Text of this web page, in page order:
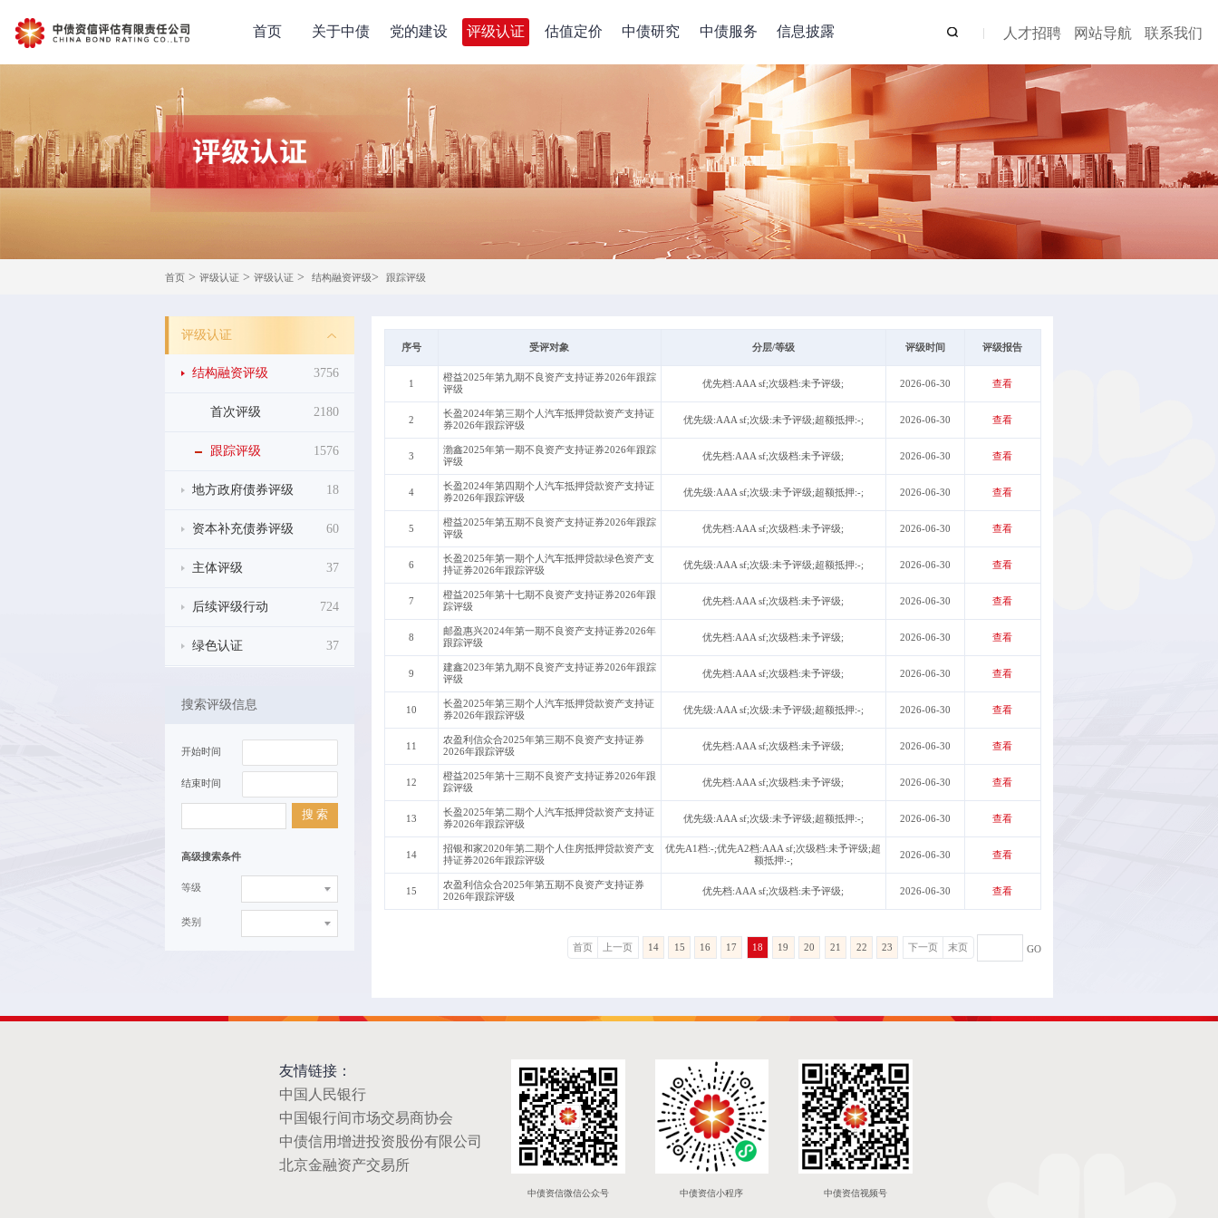
首页 关于中债 党的建设 评级认证 估值定价 中债研究 中债服务 信息披露 人才招聘 网站导航 联系我们
首页 > 评级认证 > 评级认证 > 结构融资评级> 跟踪评级
评级认证
结构融资评级 3756
首次评级 2180
跟踪评级 1576
地方政府债券评级 18
资本补充债券评级 60
主体评级 37
后续评级行动 724
绿色认证 37
搜索评级信息
开始时间
结束时间
搜 索
高级搜索条件
等级
类别
序号 受评对象 分层/等级 评级时间 评级报告
1
橙益2025年第九期不良资产支持证券2026年跟踪
评级
优先档:AAA sf;次级档:未予评级; 2026-06-30 查看
2
长盈2024年第三期个人汽车抵押贷款资产支持证
券2026年跟踪评级
优先级:AAA sf;次级:未予评级;超额抵押:-; 2026-06-30 查看
3
渤鑫2025年第一期不良资产支持证券2026年跟踪
评级
优先档:AAA sf;次级档:未予评级; 2026-06-30 查看
4
长盈2024年第四期个人汽车抵押贷款资产支持证
券2026年跟踪评级
优先级:AAA sf;次级:未予评级;超额抵押:-; 2026-06-30 查看
5
橙益2025年第五期不良资产支持证券2026年跟踪
评级
优先档:AAA sf;次级档:未予评级; 2026-06-30 查看
6
长盈2025年第一期个人汽车抵押贷款绿色资产支
持证券2026年跟踪评级
优先级:AAA sf;次级:未予评级;超额抵押:-; 2026-06-30 查看
7
橙益2025年第十七期不良资产支持证券2026年跟
踪评级
优先档:AAA sf;次级档:未予评级; 2026-06-30 查看
8
邮盈惠兴2024年第一期不良资产支持证券2026年
跟踪评级
优先档:AAA sf;次级档:未予评级; 2026-06-30 查看
9
建鑫2023年第九期不良资产支持证券2026年跟踪
评级
优先档:AAA sf;次级档:未予评级; 2026-06-30 查看
10
长盈2025年第三期个人汽车抵押贷款资产支持证
券2026年跟踪评级
优先级:AAA sf;次级:未予评级;超额抵押:-; 2026-06-30 查看
11
农盈利信众合2025年第三期不良资产支持证券
2026年跟踪评级
优先档:AAA sf;次级档:未予评级; 2026-06-30 查看
12
橙益2025年第十三期不良资产支持证券2026年跟
踪评级
优先档:AAA sf;次级档:未予评级; 2026-06-30 查看
13
长盈2025年第二期个人汽车抵押贷款资产支持证
券2026年跟踪评级
优先级:AAA sf;次级:未予评级;超额抵押:-; 2026-06-30 查看
14
招银和家2020年第二期个人住房抵押贷款资产支
持证券2026年跟踪评级
优先A1档:-;优先A2档:AAA sf;次级档:未予评级;超
额抵押:-;
2026-06-30 查看
15
农盈利信众合2025年第五期不良资产支持证券
2026年跟踪评级
优先档:AAA sf;次级档:未予评级; 2026-06-30 查看
首页 上一页 14 15 16 17 18 19 20 21 22 23 下一页 末页 GO
友情链接：
中国人民银行
中国银行间市场交易商协会
中债信用增进投资股份有限公司
北京金融资产交易所
中债资信微信公众号 中债资信小程序 中债资信视频号